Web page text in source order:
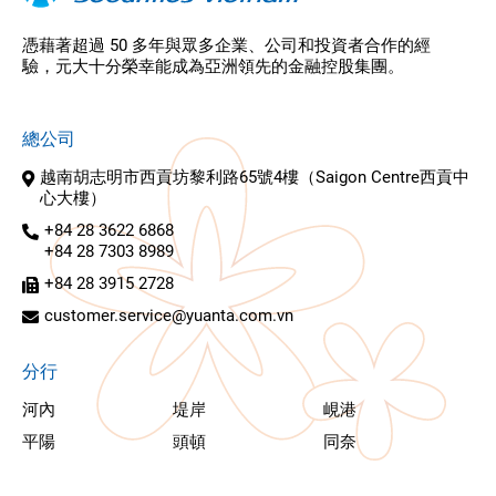
憑藉著超過 50 多年與眾多企業、公司和投資者合作的經
驗，元大十分榮幸能成為亞洲領先的金融控股集團。
總公司
越南胡志明市西貢坊黎利路65號4樓（Saigon Centre西貢中
心大樓）
+84 28 3622 6868
+84 28 7303 8989
+84 28 3915 2728
customer.service@yuanta.com.vn
分行
河內 堤岸
峴港
平陽
頭頓 同奈